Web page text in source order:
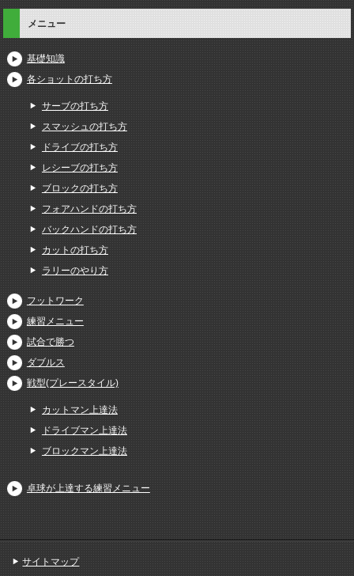
メニュー
基礎知識
各ショットの打ち方
サーブの打ち方
スマッシュの打ち方
ドライブの打ち方
レシーブの打ち方
ブロックの打ち方
フォアハンドの打ち方
バックハンドの打ち方
カットの打ち方
ラリーのやり方
フットワーク
練習メニュー
試合で勝つ
ダブルス
戦型(プレースタイル)
カットマン上達法
ドライブマン上達法
ブロックマン上達法
卓球が上達する練習メニュー
サイトマップ